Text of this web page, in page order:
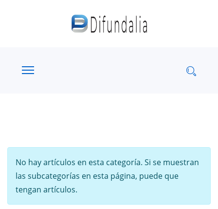
Información
No hay artículos en esta categoría. Si se muestran
las subcategorías en esta página, puede que
tengan artículos.